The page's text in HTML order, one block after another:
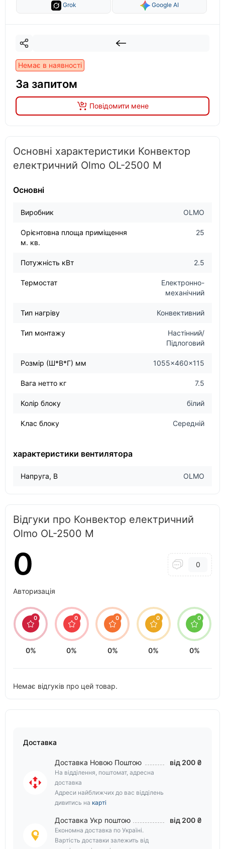
Grok Google AI
Немає в наявності
За запитом
Повідомити мене
Основні характеристики Конвектор
електричний Olmo OL-2500 M
Основні
Виробник OLMO
Орієнтовна площа приміщення
м. кв.
25
Потужність кВт 2.5
Термостат
Електронно-
механічний
Тип нагріву Конвективний
Тип монтажу
Настінний/
Підлоговий
Розмір (Ш*В*Г) мм 1055x460x115
Вага нетто кг 7.5
Колір блоку білий
Клас блоку Середній
характеристики вентилятора
Напруга, В OLMO
Відгуки про Конвектор електричний
Olmo OL-2500 M
0 0
Авторизація
0
0%
0
0%
0
0%
0
0%
0
0%
Немає відгуків про цей товар.
Доставка
Доставка Новою Поштою
На відділення, поштомат, адресна
доставка
Адреси найближчих до вас відділень
дивитись на карті
від 200 ₴
Доставка Укр поштою
Економна доставка по Україні.
Вартість доставки залежить від
від 200 ₴